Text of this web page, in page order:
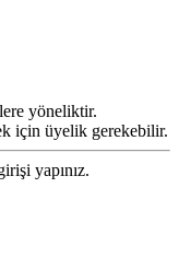
yöneliktir.
için üyelik gerekebilir.
yapınız.